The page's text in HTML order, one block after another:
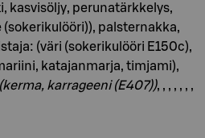
kasvisöljy, perunatärkkelys,
(sokerikulööri)), palsternakka,
(väri (sokerikulööri E150c),
katajanmarja, timjami),
karrageeni (E407)), , , , , , ,